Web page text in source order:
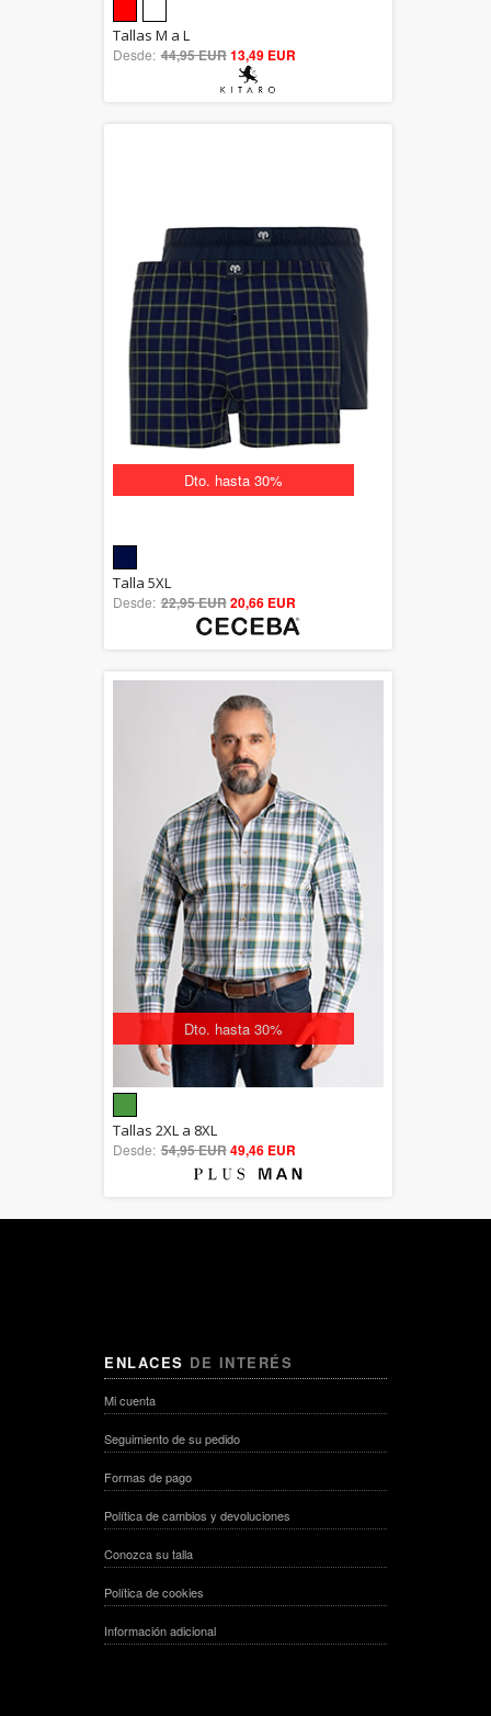
out of 5
Tallas M a L
Desde: 44,95 EUR13,49 EUR
Dto. hasta 30%
out of 5
Talla 5XL
Desde: 22,95 EUR20,66 EUR
Dto. hasta 30%
5.00
out of 5
Tallas 2XL a 8XL
Desde: 54,95 EUR49,46 EUR
ENLACES DE INTERÉS
Mi cuenta
Seguimiento de su pedido
Formas de pago
Política de cambios y devoluciones
Conozca su talla
Política de cookies
Información adicional